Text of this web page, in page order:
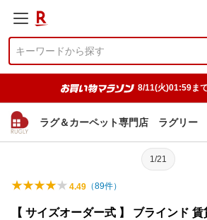
8/11(火)01:59ま
ラグ＆カーペット専門店 ラグリー
1/21
4.49 （89件）
【 サイズオーダー式 】 ブラインド